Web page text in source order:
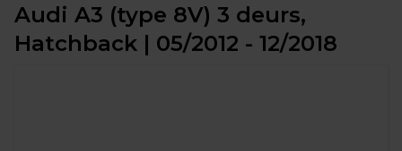
Audi A3 (type 8V) 3 deurs,
Hatchback | 05/2012 - 12/2018